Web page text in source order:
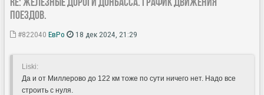
поездов.
#822040 ЕвРо 18 дек 2024, 21:29
Liski:
Да и от Миллерово до 122 км тоже по сути ничего нет. Надо все
строить с нуля.